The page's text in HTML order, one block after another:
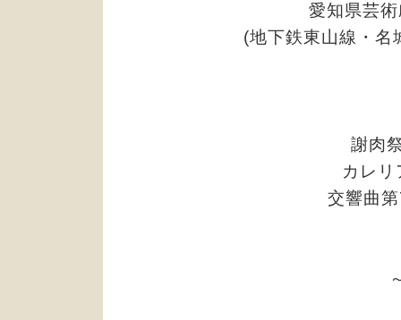
愛知県芸
(地下鉄東山線・名
謝肉
カレ
交響曲